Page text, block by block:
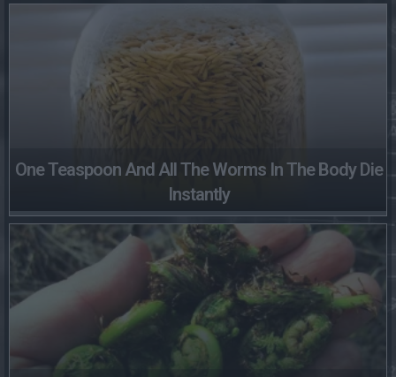
One Teaspoon And All The Worms In The Body Die
Instantly